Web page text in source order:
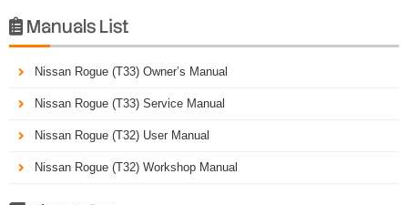
 Manuals List
Nissan Rogue (T33) Owner’s Manual
Nissan Rogue (T33) Service Manual
Nissan Rogue (T32) User Manual
Nissan Rogue (T32) Workshop Manual